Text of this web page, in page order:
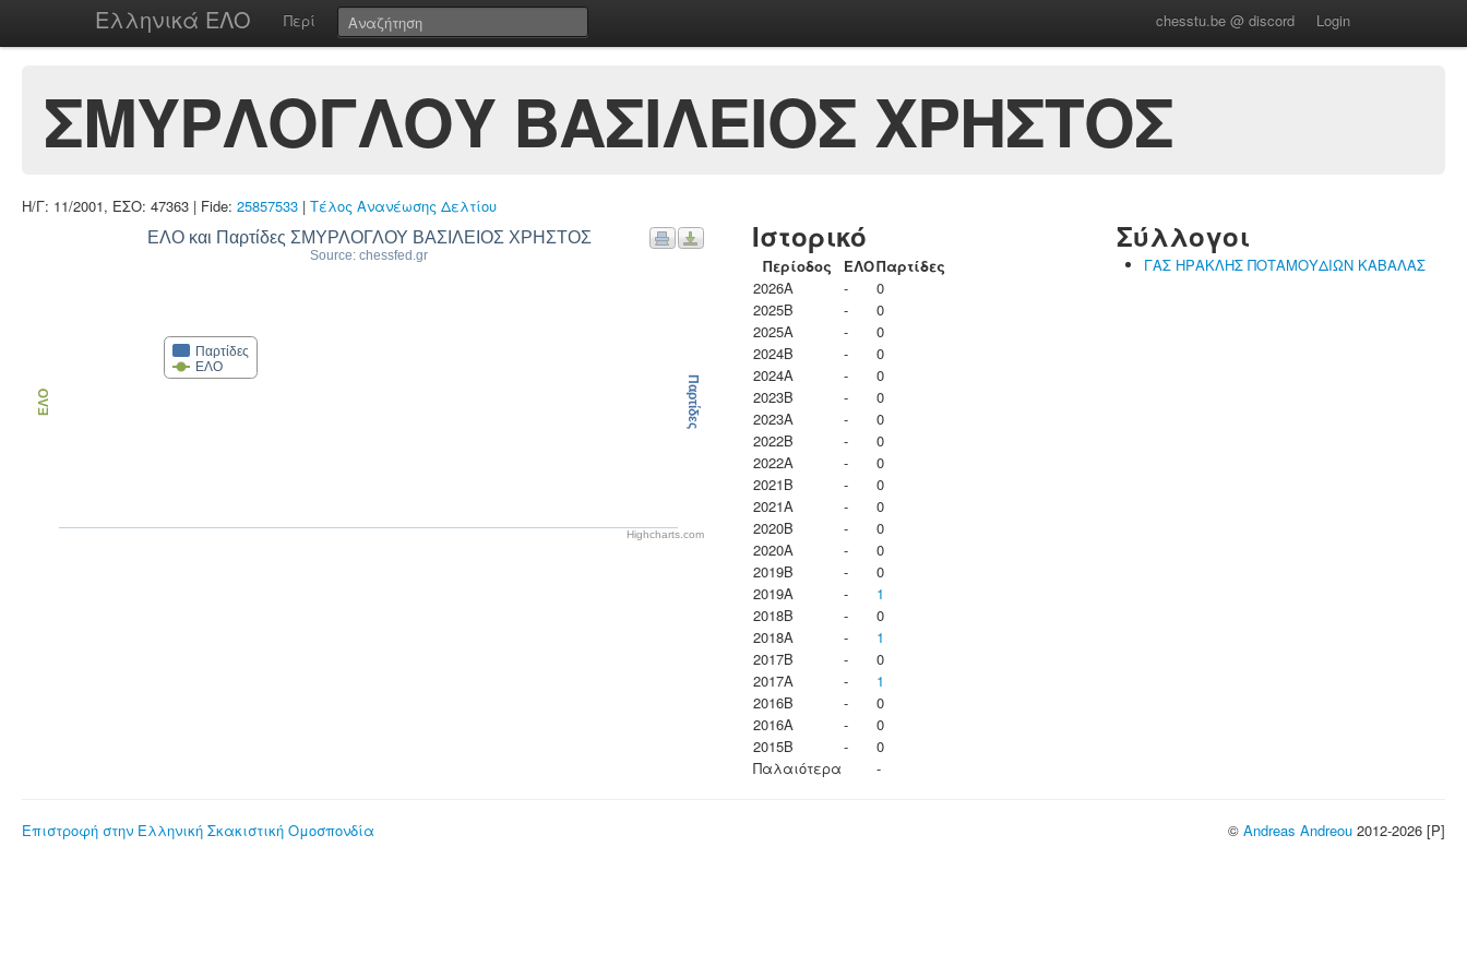
Ελληνικά ΕΛΟ Περί chesstu.be @ discord Login
ΣΜΥΡΛΟΓΛΟΥ ΒΑΣΙΛΕΙΟΣ ΧΡΗΣΤΟΣ
Η/Γ: 11/2001, ΕΣΟ: 47363 | Fide: 25857533 | Τέλος Ανανέωσης Δελτίου
ΕΛΟ και Παρτίδες ΣΜΥΡΛΟΓΛΟΥ ΒΑΣΙΛΕΙΟΣ ΧΡΗΣΤΟΣ
Source: chessfed.gr
Παρτίδες
ΕΛΟ
ΕΛΟ Παρτίδες
Highcharts.com
Ιστορικό
Περίοδος ΕΛΟΠαρτίδες
2026A
-
0
2025B
-
0
2025A
-
0
2024B
-
0
2024A
-
0
2023B
-
0
2023Α
-
0
2022B
-
0
2022A
-
0
2021B
-
0
2021A
-
0
2020B
-
0
2020A
-
0
2019B
-
0
2019A
-
1
2018B
-
0
2018A
-
1
2017B
-
0
2017A
-
1
2016B
-
0
2016A
-
0
2015B
-
0
Παλαιότερα
-
Σύλλογοι
ΓΑΣ ΗΡΑΚΛΗΣ ΠΟΤΑΜΟΥΔΙΩΝ ΚΑΒΑΛΑΣ
Επιστροφή στην Ελληνική Σκακιστική Ομοσπονδία © Andreas Andreou 2012-2026 [P]